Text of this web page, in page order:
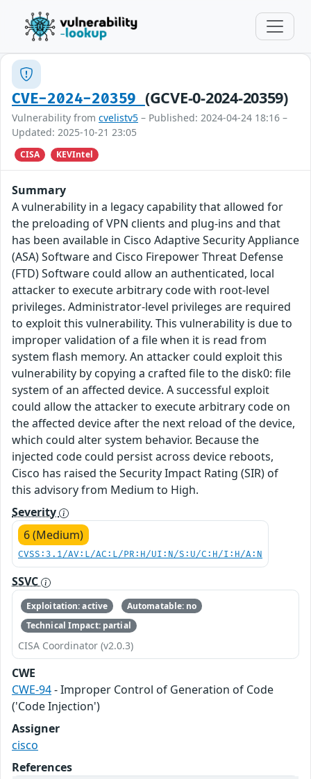
CVE-2024-20359 (GCVE-0-2024-20359)
Vulnerability from cvelistv5 – Published: 2024-04-24 18:16 –
Updated: 2025-10-21 23:05
CISA KEVIntel
Summary
A vulnerability in a legacy capability that allowed for
the preloading of VPN clients and plug-ins and that
has been available in Cisco Adaptive Security Appliance
(ASA) Software and Cisco Firepower Threat Defense
(FTD) Software could allow an authenticated, local
attacker to execute arbitrary code with root-level
privileges. Administrator-level privileges are required
to exploit this vulnerability. This vulnerability is due to
improper validation of a file when it is read from
system flash memory. An attacker could exploit this
vulnerability by copying a crafted file to the disk0: file
system of an affected device. A successful exploit
could allow the attacker to execute arbitrary code on
the affected device after the next reload of the device,
which could alter system behavior. Because the
injected code could persist across device reboots,
Cisco has raised the Security Impact Rating (SIR) of
this advisory from Medium to High.
Severity
6 (Medium)
CVSS:3.1/AV:L/AC:L/PR:H/UI:N/S:U/C:H/I:H/A:N
SSVC
Exploitation: active
Automatable: no
Technical Impact: partial
CISA Coordinator (v2.0.3)
CWE
CWE-94- Improper Control of Generation of Code
('Code Injection')
Assigner
cisco
References